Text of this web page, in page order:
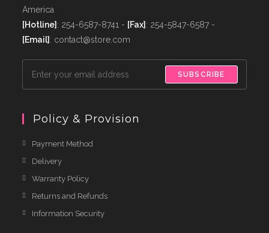
America
[Hotline]: 254-6587-8741 - [Fax]: 254-5847-6587 -
[Email]: contact@store.com
SUBSCRIBE
Policy & Provision
Payment Method
Delivery
Warranty Policy
Returns and Refunds
Information Security